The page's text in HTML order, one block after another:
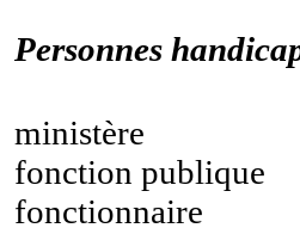
Personnes
ministère
fonction publique
fonctionnaire